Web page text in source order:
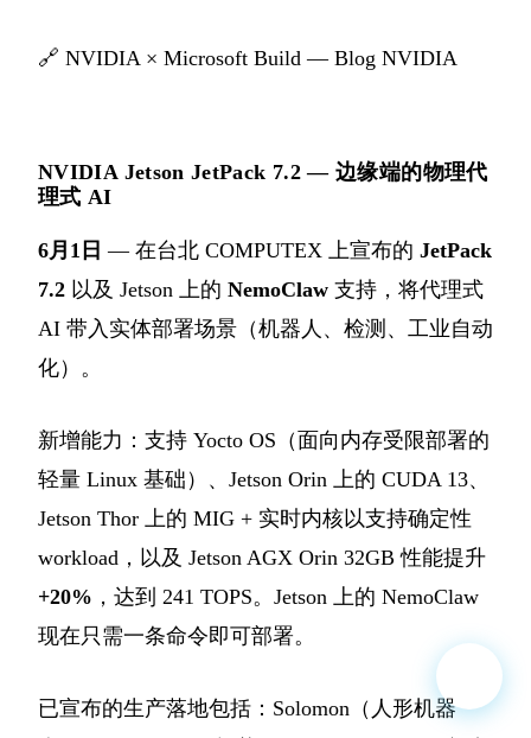
🔗 NVIDIA × Microsoft Build — Blog NVIDIA
NVIDIA Jetson JetPack 7.2 — 边缘端的物理代
理式 AI
6月1日 — 在台北 COMPUTEX 上宣布的 JetPack
7.2 以及 Jetson 上的 NemoClaw 支持，将代理式
AI 带入实体部署场景（机器人、检测、工业自动
化）。
新增能力：支持 Yocto OS（面向内存受限部署的
轻量 Linux 基础）、Jetson Orin 上的 CUDA 13、
Jetson Thor 上的 MIG + 实时内核以支持确定性
workload，以及 Jetson AGX Orin 32GB 性能提升
+20% ，达到 241 TOPS。Jetson 上的 NemoClaw
现在只需一条命令即可部署。
已宣布的生产落地包括：Solomon（人形机器